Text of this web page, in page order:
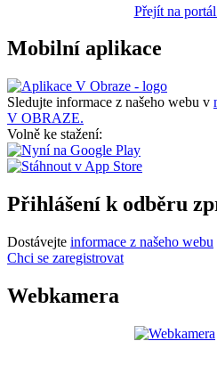
Přejít na
Mobilní aplikace
Sledujte informace z našeho webu v
V OBRAZE.
Volně ke stažení:
Přihlášení k odběru
Dostávejte informace z našeho webu
Chci se zaregistrovat
Webkamera